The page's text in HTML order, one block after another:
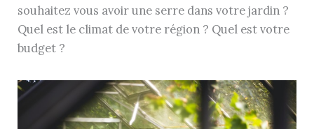
souhaitez vous avoir une serre dans votre jardin ?
Quel est le climat de votre région ? Quel est votre
budget ?